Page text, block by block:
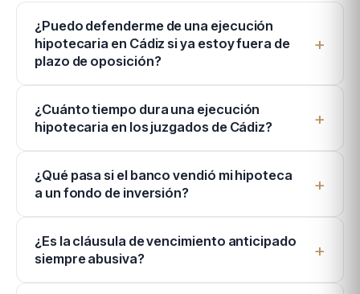
¿Puedo defenderme de una ejecución
hipotecaria en Cádiz si ya estoy fuera de
plazo de oposición?
¿Cuánto tiempo dura una ejecución
hipotecaria en los juzgados de Cádiz?
¿Qué pasa si el banco vendió mi hipoteca
a un fondo de inversión?
¿Es la cláusula de vencimiento anticipado
siempre abusiva?